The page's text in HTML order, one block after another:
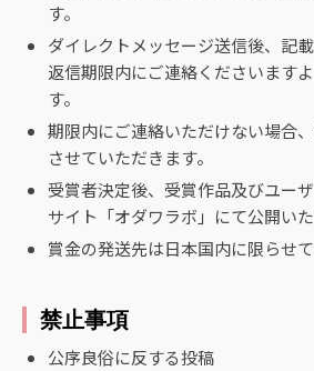
す。
ダイレクトメッセージ送信後、記載
返信期限内にご連絡くださいます
す。
期限内にご連絡いただけない場合
させていただきます。
受賞者決定後、受賞作品及びユー
サイト「オダワラボ」にて公開いた
賞金の発送先は日本国内に限らせて
禁止事項
公序良俗に反する投稿